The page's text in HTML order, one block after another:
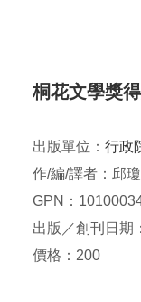
桐花文學獎
出版單位： 行政
作/編/譯者：邱
GPN：
出版／創刊日期
價格：200